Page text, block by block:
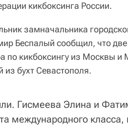
кикбоксинга России.
замначальника
Беспалый сообщил, что
по кикбоксингу из Москвы
бухт Севастополя.
Гисмеева Элина и
международного